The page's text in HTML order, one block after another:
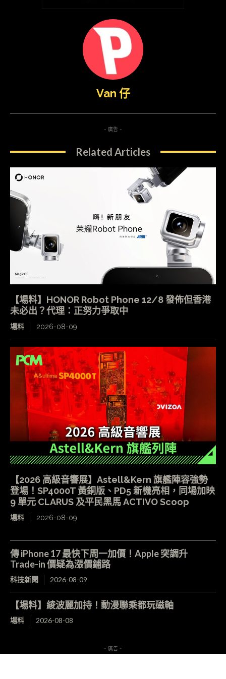
Van 仔
- 廣告 -
Related Articles
【場料】HONOR Robot Phone 12/8 發佈但香港
未必出？代理：正努力爭取中
場料 2026-08-09
【2026 高級音響展】Astell&Kern 旗艦陣容強勢
登場！SP4000T 黃銅版、PD5 新機亮相，同場加映
9 單元 CLARUS 及平民黑馬 ACTIVO Scoop
場料 2026-08-09
傳 iPhone 17 最快下周一加價！Apple 突調升
Trade-in 價疑為漲價鋪路
科技新聞 2026-08-09
【場料】綾波麗加持！動漫聯乘都玩磁軸
場料 2026-08-08
- 廣告 -